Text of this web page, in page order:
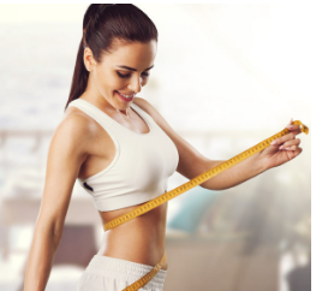
e
costa